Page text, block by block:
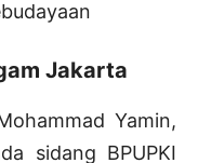
Jakarta
Yamin,
sidang BPUPKI